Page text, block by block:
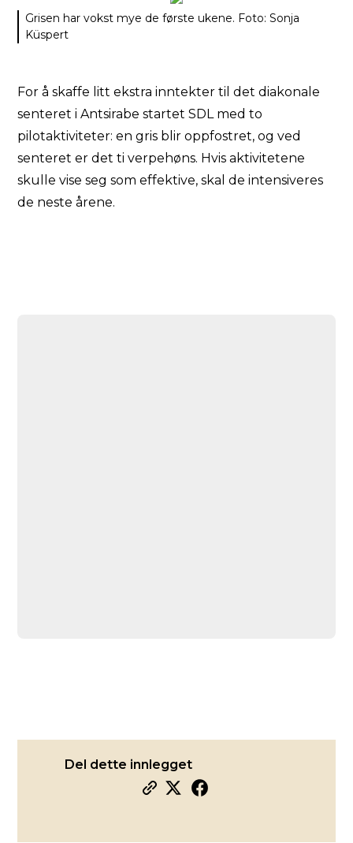
Grisen har vokst mye de første ukene. Foto: Sonja
Küspert
For å skaffe litt ekstra inntekter til det diakonale
senteret i Antsirabe startet SDL med to
pilotaktiviteter: en gris blir oppfostret, og ved
senteret er det ti verpehøns. Hvis aktivitetene
skulle vise seg som effektive, skal de intensiveres
de neste årene.
Del dette innlegget